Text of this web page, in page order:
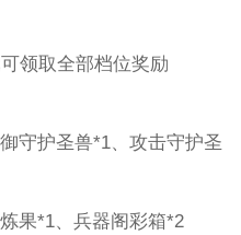
领取全部档位奖励
守护圣兽*1、攻击守护圣
果*1、兵器阁彩箱*2